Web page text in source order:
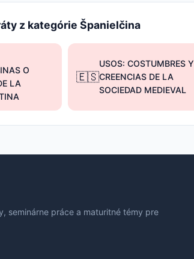
z kategórie Španielčina
O
LA
🇪🇸
USOS: COSTUMBRES Y
CREENCIAS DE LA
SOCIEDAD MEDIEVAL
seminárne práce a maturitné témy pre